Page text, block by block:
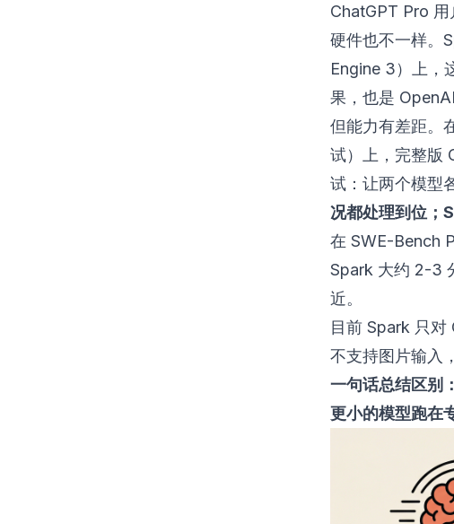
ChatGPT Pro 用
硬件也不一样。
Engine 3）上，
果，也是
但能力有差距。
试）上，完整版
试：让两个模型
况都处理到位；
在 SWE-Bench
Spark 大约 2-3
近。
目前 Spark 只对
不支持图片输入
一句话总结区别
更小的模型跑在